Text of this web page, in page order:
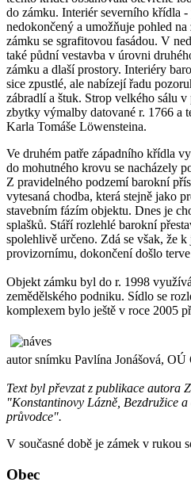
do zámku. Interiér severního křídla -
nedokončený a umožňuje pohled
zámku se sgrafitovou fasádou. V
také půdní vestavba v úrovni
zámku a dlaší prostory. Interiéry
sice zpustlé, ale nabízejí řadu
zábradlí a štuk. Strop velkého sálu
zbytky výmalby datované r. 1766 a
Karla Tomáše Löwensteina.
Ve druhém patře západního křídla
do mohutného krovu se nacházely
Z pravidelného podzemí barokní
vytesaná chodba, která stejně jako
stavebním fázím objektu. Dnes je
splašků. Stáří rozlehlé barokní
spolehlivě určeno. Zdá se však, že
provizornímu, dokončení došlo
Objekt zámku byl do r. 1998
zemědělského podniku. Sídlo se
komplexem bylo ještě v roce 2005
autor snímku Pavlína Jonášová, OÚ
Text byl převzat z publikace autora
"Konstantinovy Lázně, Bezdružice
průvodce".
V současné době je zámek v rukou
Obec